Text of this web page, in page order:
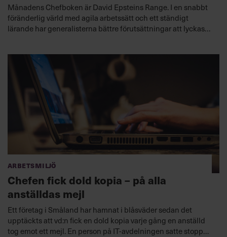
Månadens Chefboken är David Epsteins Range. I en snabbt
föränderlig värld med agila arbetssätt och ett ständigt
lärande har generalisterna bättre förutsättningar att lyckas
Arbetsmiljö
Chefen fick dold kopia – på alla
anställdas mejl
Ett företag i Småland har hamnat i blåsväder sedan det
upptäckts att vd:n fick en dold kopia varje gång en anställd
tog emot ett mejl. En person på IT-avdelningen satte stopp